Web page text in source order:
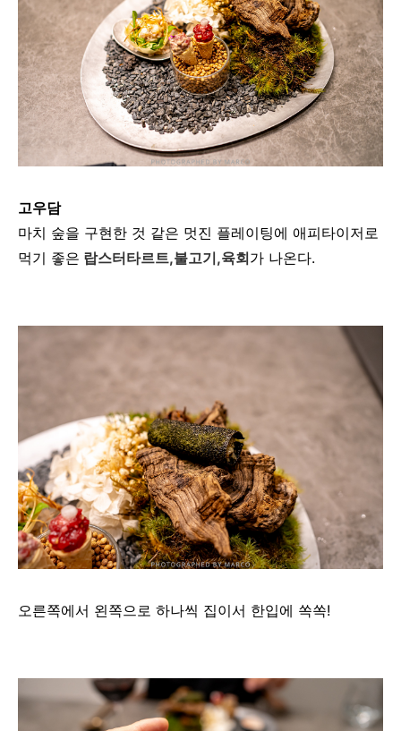
고우담
마치 숲을 구현한 것 같은 멋진 플레이팅에 애피타이저로
먹기 좋은 랍스터타르트,불고기,육회가 나온다.
오른쪽에서 왼쪽으로 하나씩 집이서 한입에 쏙쏙!